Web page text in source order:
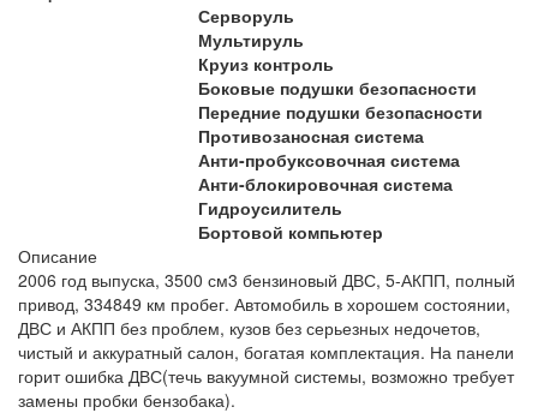
Серворуль
Мультируль
Круиз контроль
Боковые подушки безопасности
Передние подушки безопасности
Противозаносная система
Анти-пробуксовочная система
Анти-блокировочная система
Гидроусилитель
Бортовой компьютер
Описание
2006 год выпуска, 3500 см3 бензиновый ДВС, 5-АКПП, полный
привод, 334849 км пробег. Автомобиль в хорошем состоянии,
ДВС и АКПП без проблем, кузов без серьезных недочетов,
чистый и аккуратный салон, богатая комплектация. На панели
горит ошибка ДВС(течь вакуумной системы, возможно требует
замены пробки бензобака).